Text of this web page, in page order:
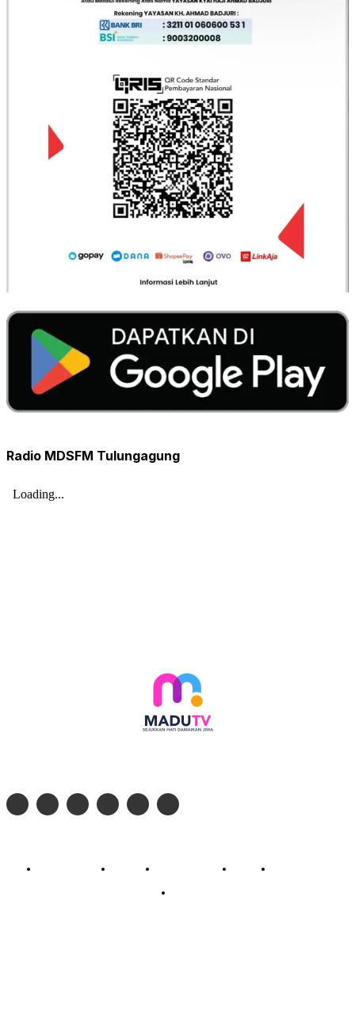
Radio MDSFM Tulungagung
Profil Madu TV Redaksi Pedoman Siber Kontak